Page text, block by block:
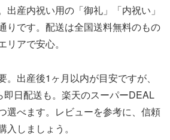
出産内祝い用の「御礼」「内祝い」
りです。配送は全国送料無料のもの
アで安心。
。出産後1ヶ月以内が目安ですが、
日配送も。楽天のスーパーDEAL
選べます。レビューを参考に、信頼
しましょう。